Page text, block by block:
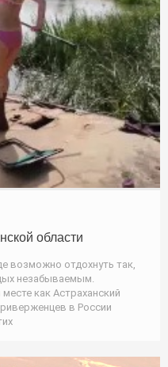
области
возможно отдохнуть так,
незабываемым.
как Астраханский
в России